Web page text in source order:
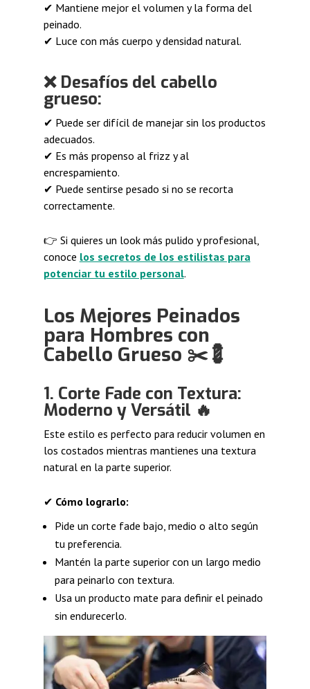
✔ Mantiene mejor el volumen y la forma del
peinado.
✔ Luce con más cuerpo y densidad natural.
❌ Desafíos del cabello
grueso:
✔ Puede ser difícil de manejar sin los productos
adecuados.
✔ Es más propenso al frizz y al
encrespamiento.
✔ Puede sentirse pesado si no se recorta
correctamente.
👉 Si quieres un look más pulido y profesional,
conoce los secretos de los estilistas para
potenciar tu estilo personal.
Los Mejores Peinados
para Hombres con
Cabello Grueso ✂💈
1. Corte Fade con Textura:
Moderno y Versátil 🔥
Este estilo es perfecto para reducir volumen en
los costados mientras mantienes una textura
natural en la parte superior.
✔ Cómo lograrlo:
Pide un corte fade bajo, medio o alto según
tu preferencia.
Mantén la parte superior con un largo medio
para peinarlo con textura.
Usa un producto mate para definir el peinado
sin endurecerlo.